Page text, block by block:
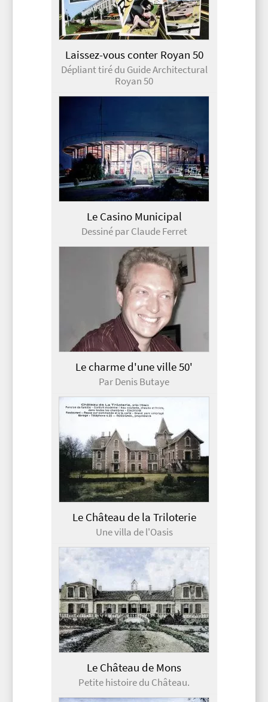
Laissez-vous conter Royan 50
Dépliant tiré du Guide Architectural
Royan 50
Le Casino Municipal
Dessiné par Claude Ferret
Le charme d'une ville 50'
Par Denis Butaye
Le Château de la Triloterie
Une villa de l'Oasis
Le Château de Mons
Petite histoire du Château.